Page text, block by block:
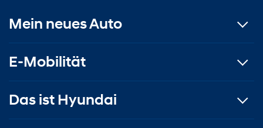
Mein neues Auto
E-Mobilität
Das ist Hyundai